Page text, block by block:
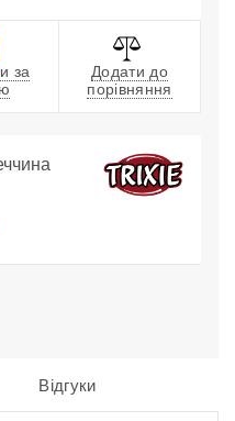
за
Додати до
порівняння
Відгуки